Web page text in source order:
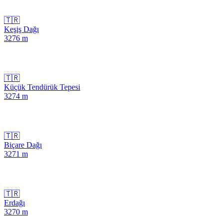
🇹🇷
Keşiş Dağı
3276 m
🇹🇷
Küçük Tendürük Tepesi
3274 m
🇹🇷
Biçare Dağı
3271 m
🇹🇷
Erdağı
3270 m